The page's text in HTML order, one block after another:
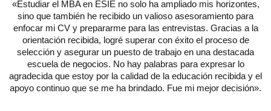
«Estudiar el MBA en ESIE no solo ha ampliado mis horizontes,
sino que también he recibido un valioso asesoramiento para
enfocar mi CV y prepararme para las entrevistas. Gracias a la
orientación recibida, logré superar con éxito el proceso de
selección y asegurar un puesto de trabajo en una destacada
escuela de negocios. No hay palabras para expresar lo
agradecida que estoy por la calidad de la educación recibida y el
apoyo continuo que se me ha brindado. Fue mi mejor decisión».